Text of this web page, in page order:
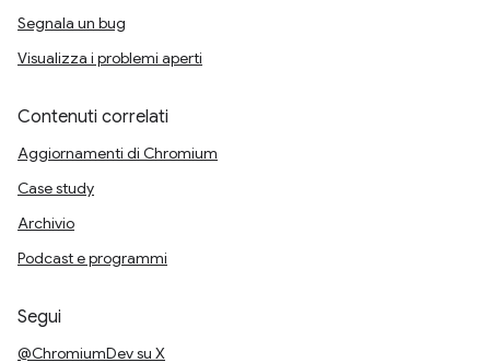
Segnala un bug
Visualizza i problemi aperti
Contenuti correlati
Aggiornamenti di Chromium
Case study
Archivio
Podcast e programmi
Segui
@ChromiumDev su X